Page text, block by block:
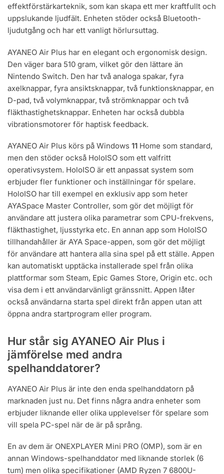
effektförstärkarteknik, som kan skapa ett mer kraftfullt och
uppslukande ljudfält. Enheten stöder också Bluetooth-
ljudutgång och har ett vanligt hörlursuttag.
AYANEO Air Plus har en elegant och ergonomisk design.
Den väger bara 510 gram, vilket gör den lättare än
Nintendo Switch. Den har två analoga spakar, fyra
axelknappar, fyra ansiktsknappar, två funktionsknappar, en
D-pad, två volymknappar, två strömknappar och två
fläkthastighetsknappar. Enheten har också dubbla
vibrationsmotorer för haptisk feedback.
AYANEO Air Plus körs på Windows 11 Home som standard,
men den stöder också HoloISO som ett valfritt
operativsystem. HoloISO är ett anpassat system som
erbjuder fler funktioner och inställningar för spelare.
HoloISO har till exempel en exklusiv app som heter
AYASpace Master Controller, som gör det möjligt för
användare att justera olika parametrar som CPU-frekvens,
fläkthastighet, ljusstyrka etc. En annan app som HoloISO
tillhandahåller är AYA Space-appen, som gör det möjligt
för användare att hantera alla sina spel på ett ställe. Appen
kan automatiskt upptäcka installerade spel från olika
plattformar som Steam, Epic Games Store, Origin etc. och
visa dem i ett användarvänligt gränssnitt. Appen låter
också användarna starta spel direkt från appen utan att
öppna andra startprogram eller program.
Hur står sig AYANEO Air Plus i
jämförelse med andra
spelhanddatorer?
AYANEO Air Plus är inte den enda spelhanddatorn på
marknaden just nu. Det finns några andra enheter som
erbjuder liknande eller olika upplevelser för spelare som
vill spela PC-spel när de är på språng.
En av dem är ONEXPLAYER Mini PRO (OMP), som är en
annan Windows-spelhanddator med liknande storlek (6
tum) men olika specifikationer (AMD Ryzen 7 6800U-